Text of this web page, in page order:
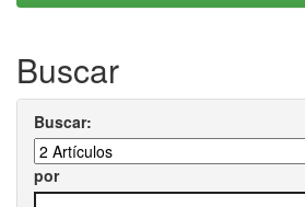
Buscar
Buscar:
por